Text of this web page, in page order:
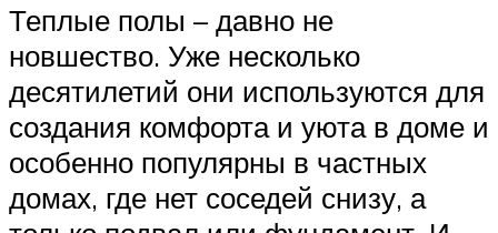
Теплые полы – давно не
новшество. Уже несколько
десятилетий они используются для
создания комфорта и уюта в доме и
особенно популярны в частных
домах, где нет соседей снизу, а